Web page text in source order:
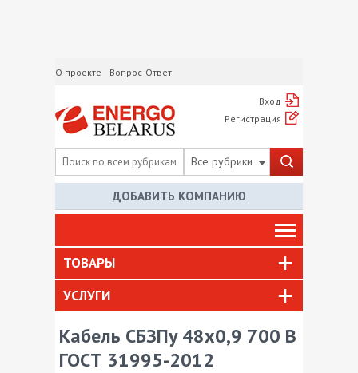
О проекте Вопрос-Ответ
Вход
Регистрация
Все рубрики
ДОБАВИТЬ КОМПАНИЮ
ТОВАРЫ
УСЛУГИ
Кабель СБЗПу 48х0,9 700 В
ГОСТ 31995-2012